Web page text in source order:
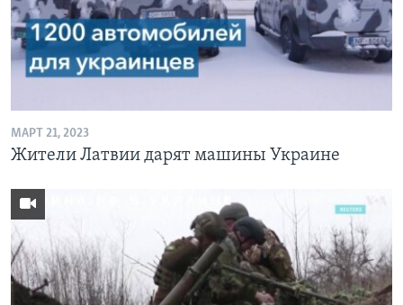
МАРТ 21, 2023
Жители Латвии дарят машины Украине